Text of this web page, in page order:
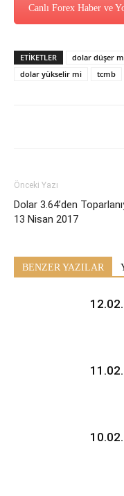
Canlı Forex Haber ve
ETİKETLER dolar düşer
dolar yükselir mi
tcmb
Önceki Yazı
Dolar 3.64’den
13 Nisan 2017
BENZER YAZILAR